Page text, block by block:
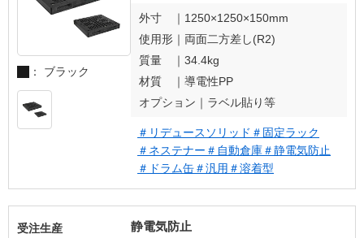
： ブラック
外寸 ｜ 1250×1250×150mm
使用形｜ 両面二方差し(R2)
質量 ｜ 34.4kg
材質 ｜ 導電性PP
オプション｜ ラベル貼り等
＃リデュースソリッド ＃固定ラック
＃ネステナー ＃自動倉庫＃静電気防止
＃ドラム缶＃汎用 ＃溶着型
受注生産
静電気防止